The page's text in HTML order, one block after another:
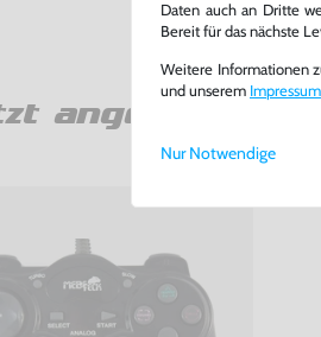
angesehen
Daten auch an Dritte
Bereit für das nächste
Weitere Informationen
und unserem Impressum
Nur Notwendige